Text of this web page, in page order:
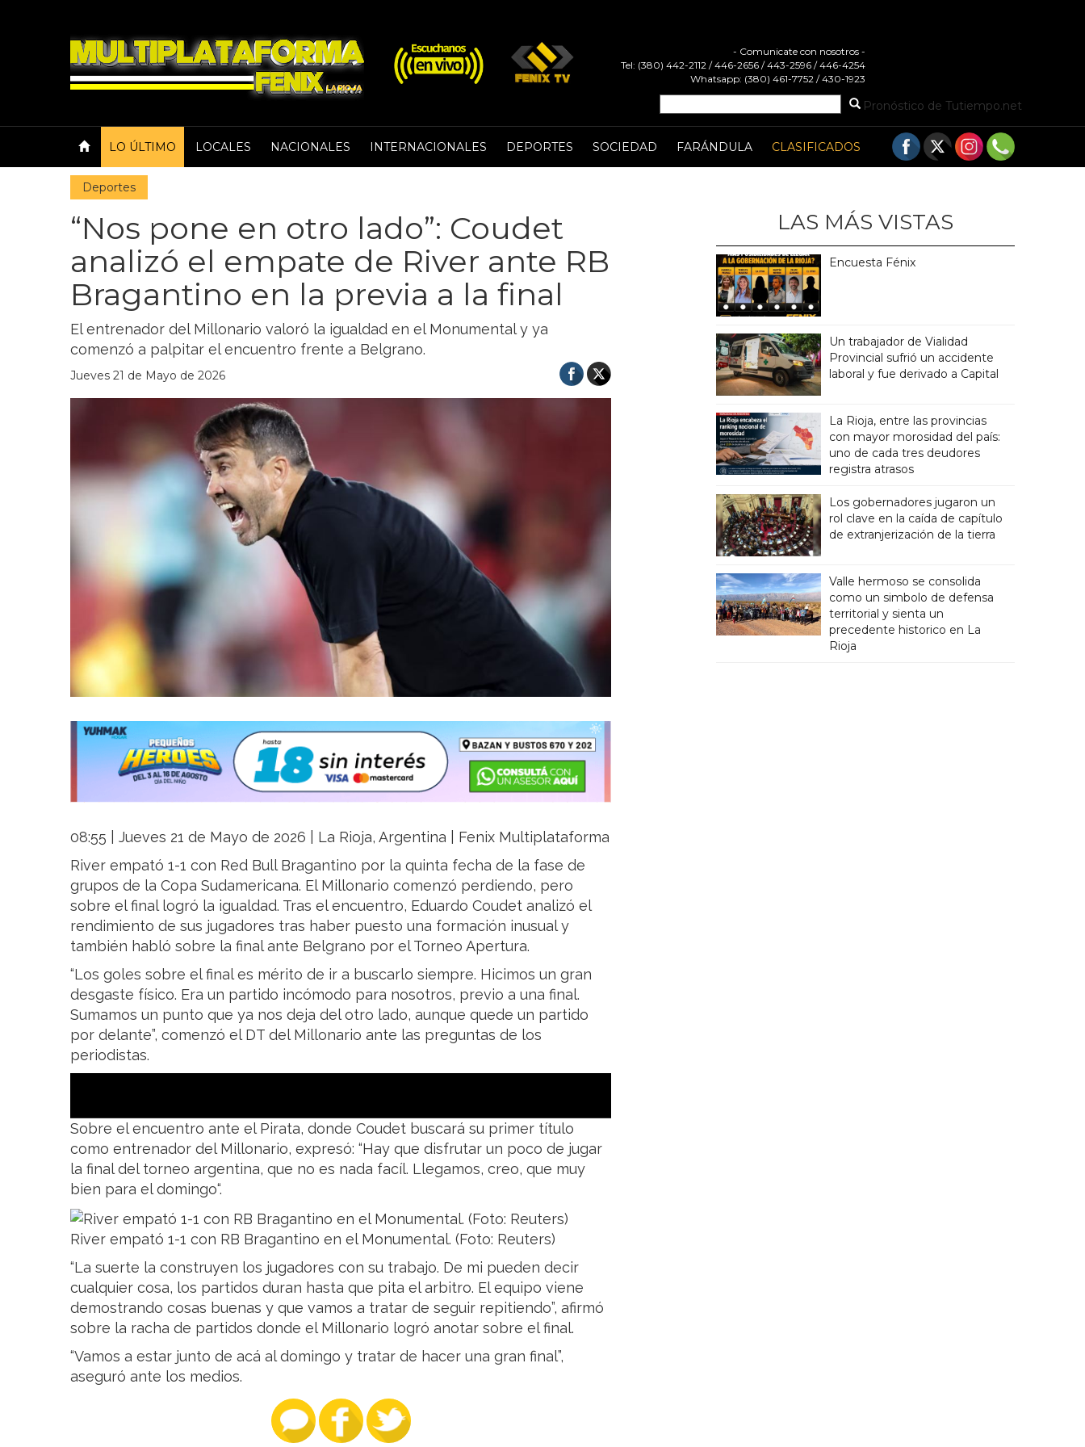
- Comunicate con nosotros -
Tel: (380) 442-2112 / 446-2656 / 443-2596 / 446-4254
Whatsapp: (380) 461-7752 / 430-1923
Pronóstico de Tutiempo.net
LO ÚLTIMO LOCALES NACIONALES INTERNACIONALES DEPORTES SOCIEDAD FARÁNDULA CLASIFICADOS
Deportes
“Nos pone en otro lado”: Coudet
analizó el empate de River ante RB
Bragantino en la previa a la final
El entrenador del Millonario valoró la igualdad en el Monumental y ya
comenzó a palpitar el encuentro frente a Belgrano.
Jueves 21 de Mayo de 2026
08:55 | Jueves 21 de Mayo de 2026 | La Rioja, Argentina | Fenix Multiplataforma
River empató 1-1 con Red Bull Bragantino por la quinta fecha de la fase de
grupos de la Copa Sudamericana. El Millonario comenzó perdiendo, pero
sobre el final logró la igualdad. Tras el encuentro, Eduardo Coudet analizó el
rendimiento de sus jugadores tras haber puesto una formación inusual y
también habló sobre la final ante Belgrano por el Torneo Apertura.
“Los goles sobre el final es mérito de ir a buscarlo siempre. Hicimos un gran
desgaste físico. Era un partido incómodo para nosotros, previo a una final.
Sumamos un punto que ya nos deja del otro lado, aunque quede un partido
por delante”, comenzó el DT del Millonario ante las preguntas de los
periodistas.
Sobre el encuentro ante el Pirata, donde Coudet buscará su primer título
como entrenador del Millonario, expresó: “Hay que disfrutar un poco de jugar
la final del torneo argentina, que no es nada facíl. Llegamos, creo, que muy
bien para el domingo“.
River empató 1-1 con RB Bragantino en el Monumental. (Foto: Reuters)
“La suerte la construyen los jugadores con su trabajo. De mi pueden decir
cualquier cosa, los partidos duran hasta que pita el arbitro. El equipo viene
demostrando cosas buenas y que vamos a tratar de seguir repitiendo”, afirmó
sobre la racha de partidos donde el Millonario logró anotar sobre el final.
“Vamos a estar junto de acá al domingo y tratar de hacer una gran final”,
aseguró ante los medios.
LAS MÁS VISTAS
Encuesta Fénix
Un trabajador de Vialidad
Provincial sufrió un accidente
laboral y fue derivado a Capital
La Rioja, entre las provincias
con mayor morosidad del país:
uno de cada tres deudores
registra atrasos
Los gobernadores jugaron un
rol clave en la caída de capítulo
de extranjerización de la tierra
Valle hermoso se consolida
como un simbolo de defensa
territorial y sienta un
precedente historico en La
Rioja